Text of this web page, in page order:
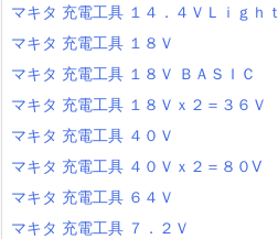
マキタ 充電工具 １４．４ＶＬｉｇｈｔ
マキタ 充電工具 １８Ｖ
マキタ 充電工具 １８Ｖ ＢＡＳＩＣ
マキタ 充電工具 １８Ｖｘ２＝３６Ｖ
マキタ 充電工具 ４０Ｖ
マキタ 充電工具 ４０Ｖｘ２＝８０V
マキタ 充電工具 ６４Ｖ
マキタ 充電工具 ７．２Ｖ